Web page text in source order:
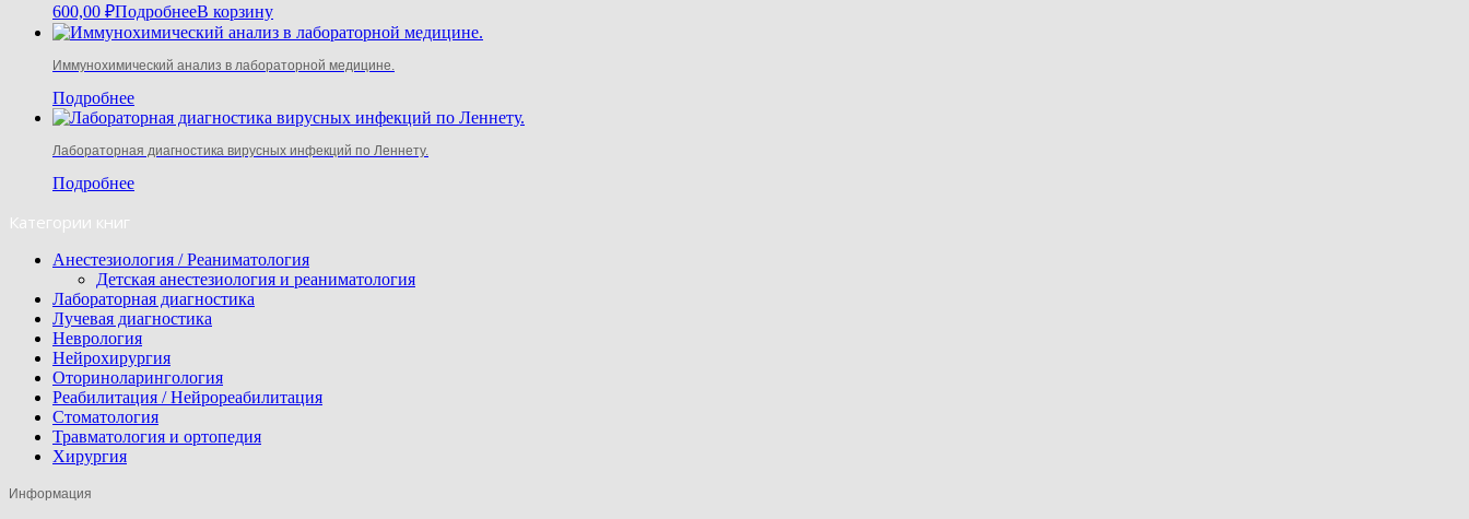
600,00 ₽ПодробнееВ корзину
Иммунохимический анализ в лабораторной медицине.
Подробнее
Лабораторная диагностика вирусных инфекций по Леннету.
Подробнее
Категории книг
Анестезиология / Реаниматология
Детская анестезиология и реаниматология
Лабораторная диагностика
Лучевая диагностика
Неврология
Нейрохирургия
Оториноларингология
Реабилитация / Нейрореабилитация
Стоматология
Травматология и ортопедия
Хирургия
Информация